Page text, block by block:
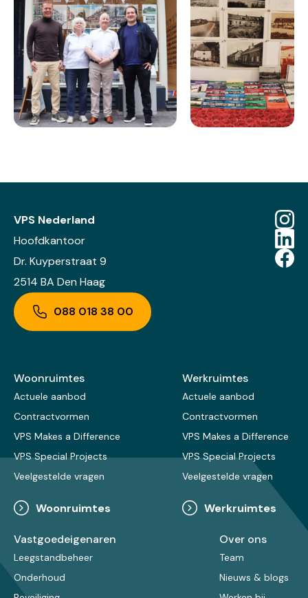
VPS Nederland
Hoofdkantoor
Dr. Kuyperstraat 9
2514 BA Den Haag
088 018 38 00
Woonruimtes
Actuele aanbod
Contractvormen
VPS Makes a Difference
VPS Special Projects
Veelgestelde vragen
Woonruimtes
Werkruimtes
Actuele aanbod
Contractvormen
VPS Makes a Difference
VPS Special Projects
Veelgestelde vragen
Werkruimtes
Vastgoedeigenaren
Leegstandbeheer
Onderhoud
Over ons
Team
Nieuws & blogs